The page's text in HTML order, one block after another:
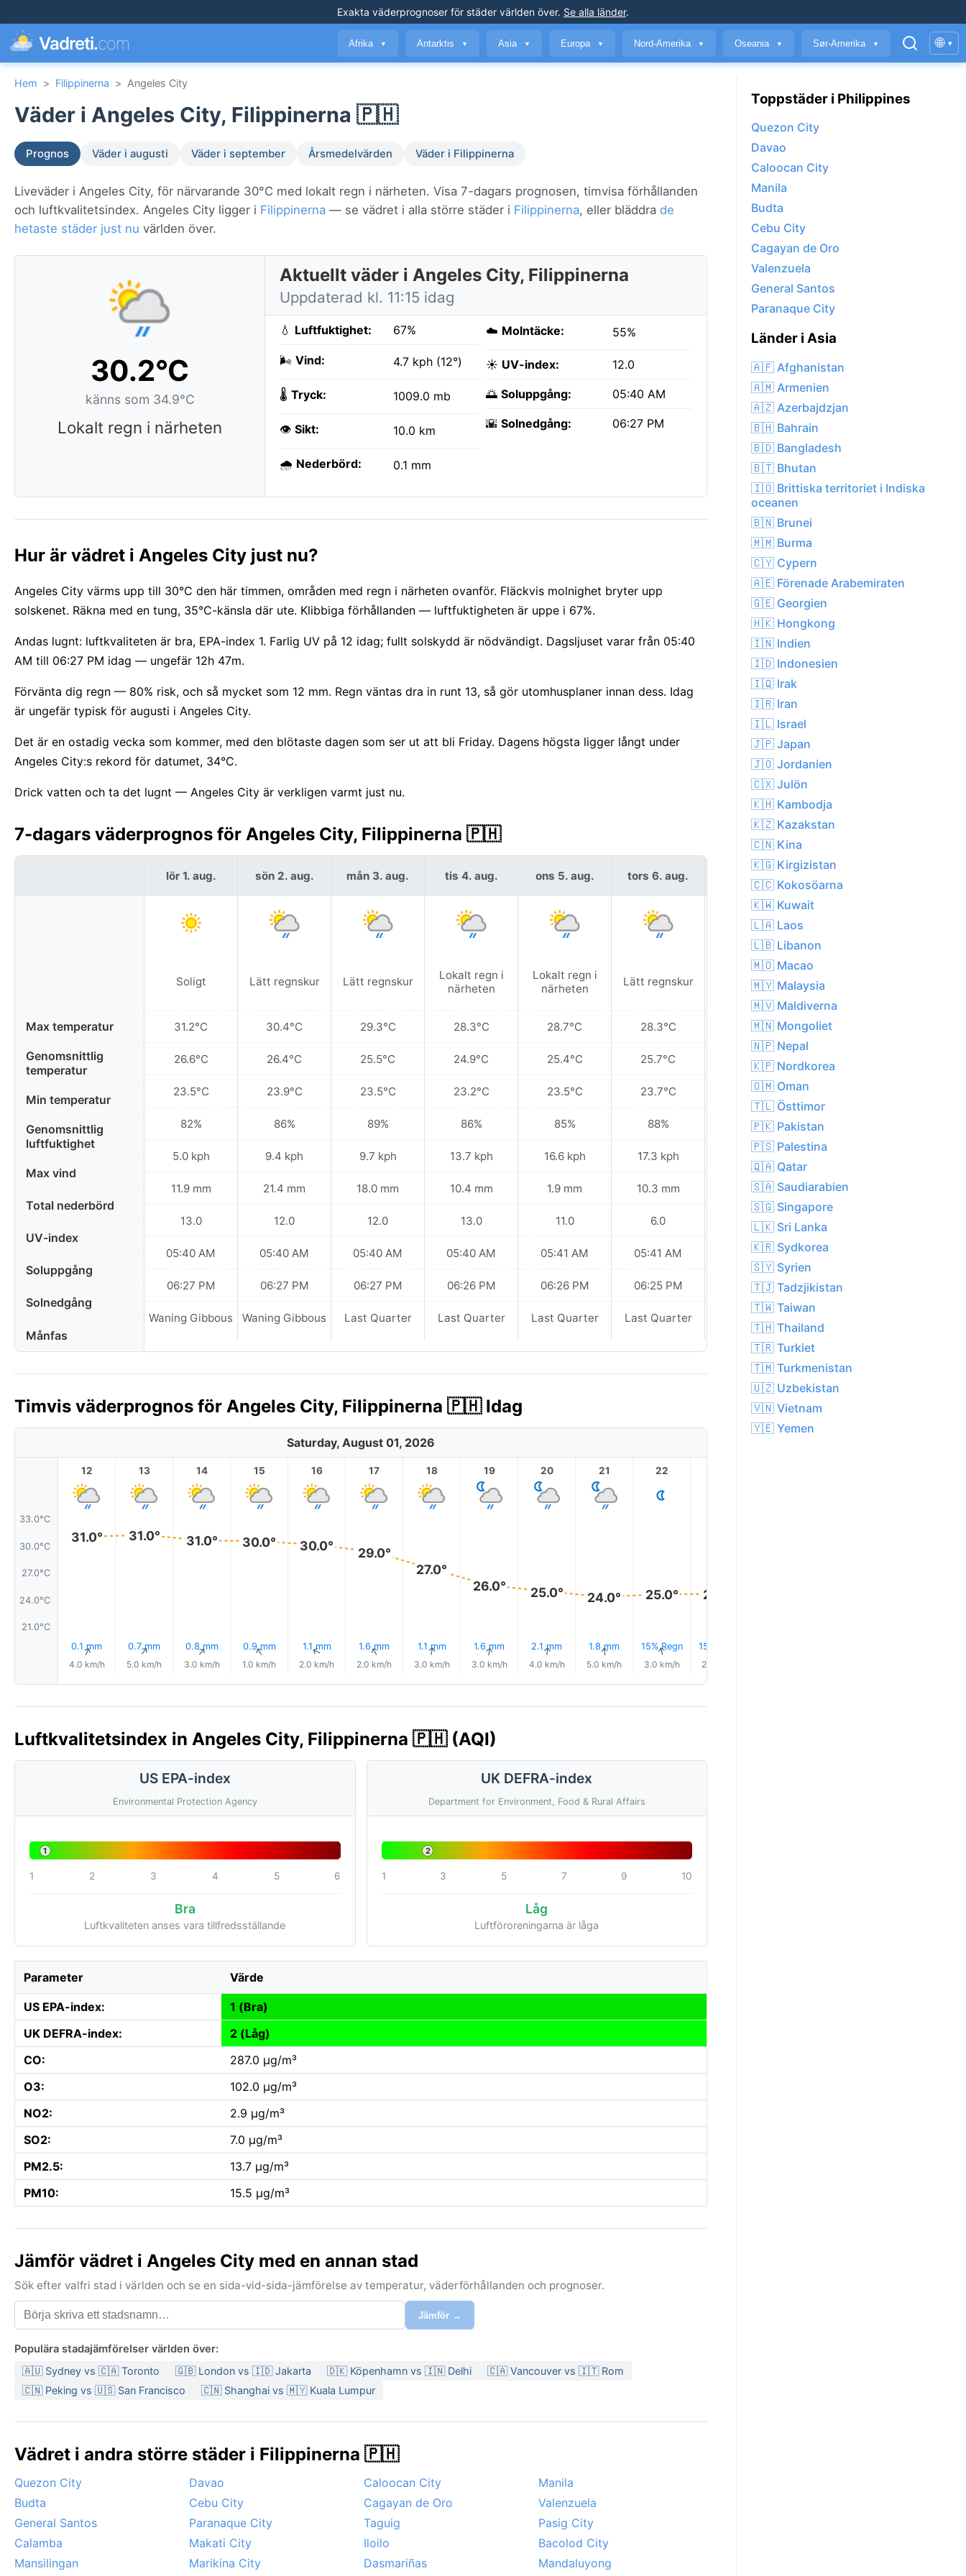
Exakta väderprognoser för städer världen över. Se alla länder.
Vadreti.com Afrika ▼ Antarktis ▼ Asia ▼ Europa ▼ Nord-Amerika ▼ Oseania ▼ Sør-Amerika ▼ 🌐 ▾
Hem > Filippinerna > Angeles City
Väder i Angeles City, Filippinerna 🇵🇭
Prognos Väder i augusti Väder i september Årsmedelvärden Väder i Filippinerna
Liveväder i Angeles City, för närvarande 30°C med lokalt regn i närheten. Visa 7-dagars prognosen, timvisa förhållanden
och luftkvalitetsindex. Angeles City ligger i Filippinerna — se vädret i alla större städer i Filippinerna, eller bläddra de
hetaste städer just nu världen över.
30.2°C
känns som 34.9°C
Lokalt regn i närheten
Aktuellt väder i Angeles City, Filippinerna
Uppdaterad kl. 11:15 idag
💧 Luftfuktighet: 67%
🌬️ Vind: 4.7 kph (12°)
🌡️ Tryck: 1009.0 mb
👁️ Sikt: 10.0 km
🌧️ Nederbörd: 0.1 mm
☁️ Molntäcke: 55%
☀️ UV-index: 12.0
🌅 Soluppgång: 05:40 AM
🌇 Solnedgång: 06:27 PM
Hur är vädret i Angeles City just nu?
Angeles City värms upp till 30°C den här timmen, områden med regn i närheten ovanför. Fläckvis molnighet bryter upp
solskenet. Räkna med en tung, 35°C-känsla där ute. Klibbiga förhållanden — luftfuktigheten är uppe i 67%.
Andas lugnt: luftkvaliteten är bra, EPA-index 1. Farlig UV på 12 idag; fullt solskydd är nödvändigt. Dagsljuset varar från 05:40
AM till 06:27 PM idag — ungefär 12h 47m.
Förvänta dig regn — 80% risk, och så mycket som 12 mm. Regn väntas dra in runt 13, så gör utomhusplaner innan dess. Idag
är ungefär typisk för augusti i Angeles City.
Det är en ostadig vecka som kommer, med den blötaste dagen som ser ut att bli Friday. Dagens högsta ligger långt under
Angeles City:s rekord för datumet, 34°C.
Drick vatten och ta det lugnt — Angeles City är verkligen varmt just nu.
7-dagars väderprognos för Angeles City, Filippinerna 🇵🇭
Max temperatur
Genomsnittlig
temperatur
Min temperatur
Genomsnittlig
luftfuktighet
Max vind
Total nederbörd
UV-index
Soluppgång
Solnedgång
Månfas
lör 1. aug.
Soligt
31.2°C
26.6°C
23.5°C
82%
5.0 kph
11.9 mm
13.0
05:40 AM
06:27 PM
Waning Gibbous
sön 2. aug.
Lätt regnskur
30.4°C
26.4°C
23.9°C
86%
9.4 kph
21.4 mm
12.0
05:40 AM
06:27 PM
Waning Gibbous
mån 3. aug.
Lätt regnskur
29.3°C
25.5°C
23.5°C
89%
9.7 kph
18.0 mm
12.0
05:40 AM
06:27 PM
Last Quarter
tis 4. aug.
Lokalt regn i
närheten
28.3°C
24.9°C
23.2°C
86%
13.7 kph
10.4 mm
13.0
05:40 AM
06:26 PM
Last Quarter
ons 5. aug.
Lokalt regn i
närheten
28.7°C
25.4°C
23.5°C
85%
16.6 kph
1.9 mm
11.0
05:41 AM
06:26 PM
Last Quarter
tors 6. aug.
Lätt regnskur
28.3°C
25.7°C
23.7°C
88%
17.3 kph
10.3 mm
6.0
05:41 AM
06:25 PM
Last Quarter
Lätt regnskur
27.2°C
25.9°C
25.2°C
88%
34.2 kph
21.7 mm
6.0
05:41 AM
06:25 PM
Waning
Crescent
Timvis väderprognos för Angeles City, Filippinerna 🇵🇭 Idag
Saturday, August 01, 2026
33.0°C
30.0°C
27.0°C
24.0°C
21.0°C
12
31.0°
0.1 mm
↑
4.0 km/h
13
31.0°
0.7 mm
↑
5.0 km/h
14
31.0°
0.8 mm
↑
3.0 km/h
15
30.0°
0.9 mm
↑
1.0 km/h
16
30.0°
1.1 mm
↑
2.0 km/h
17
29.0°
1.6 mm
↑
2.0 km/h
18
27.0°
1.1 mm
↑
3.0 km/h
19
26.0°
1.6 mm
↑
3.0 km/h
20
25.0°
2.1 mm
↑
4.0 km/h
21
24.0°
1.8 mm
↑
5.0 km/h
22
25.0°
15% Regn
↑
3.0 km/h
25.0°
15% Regn
2.0 km/h
Luftkvalitetsindex in Angeles City, Filippinerna 🇵🇭 (AQI)
US EPA-index
Environmental Protection Agency
1
1 2 3 4 5 6
Bra
Luftkvaliteten anses vara tillfredsställande
UK DEFRA-index
Department for Environment, Food & Rural Affairs
2
1 3 5 7 9 10
Låg
Luftföroreningarna är låga
Parameter Värde
US EPA-index:
1 (Bra)
UK DEFRA-index:
2 (Låg)
CO:
287.0 µg/m³
O3:
102.0 µg/m³
NO2:
2.9 µg/m³
SO2:
7.0 µg/m³
PM2.5:
13.7 µg/m³
PM10:
15.5 µg/m³
Jämför vädret i Angeles City med en annan stad
Sök efter valfri stad i världen och se en sida-vid-sida-jämförelse av temperatur, väderförhållanden och prognoser.
Jämför →
Populära stadajämförelser världen över:
🇦🇺 Sydney vs 🇨🇦 Toronto 🇬🇧 London vs 🇮🇩 Jakarta 🇩🇰 Köpenhamn vs 🇮🇳 Delhi
🇨🇦 Vancouver vs 🇮🇹 Rom
🇨🇳 Peking vs 🇺🇸 San Francisco
🇨🇳 Shanghai vs 🇲🇾 Kuala Lumpur
Vädret i andra större städer i Filippinerna 🇵🇭
Quezon City Davao Caloocan City
Manila
Budta
Cebu City Cagayan de Oro
Valenzuela
General Santos
Paranaque City Taguig
Pasig City
Calamba
Makati City Iloilo
Bacolod City
Mansilingan
Marikina City Dasmariñas Mandaluyong
Toppstäder i Philippines
Quezon City
Davao
Caloocan City
Manila
Budta
Cebu City
Cagayan de Oro
Valenzuela
General Santos
Paranaque City
Länder i Asia
🇦🇫 Afghanistan
🇦🇲 Armenien
🇦🇿 Azerbajdzjan
🇧🇭 Bahrain
🇧🇩 Bangladesh
🇧🇹 Bhutan
🇮🇴 Brittiska territoriet i Indiska
oceanen
🇧🇳 Brunei
🇲🇲 Burma
🇨🇾 Cypern
🇦🇪 Förenade Arabemiraten
🇬🇪 Georgien
🇭🇰 Hongkong
🇮🇳 Indien
🇮🇩 Indonesien
🇮🇶 Irak
🇮🇷 Iran
🇮🇱 Israel
🇯🇵 Japan
🇯🇴 Jordanien
🇨🇽 Julön
🇰🇭 Kambodja
🇰🇿 Kazakstan
🇨🇳 Kina
🇰🇬 Kirgizistan
🇨🇨 Kokosöarna
🇰🇼 Kuwait
🇱🇦 Laos
🇱🇧 Libanon
🇲🇴 Macao
🇲🇾 Malaysia
🇲🇻 Maldiverna
🇲🇳 Mongoliet
🇳🇵 Nepal
🇰🇵 Nordkorea
🇴🇲 Oman
🇹🇱 Östtimor
🇵🇰 Pakistan
🇵🇸 Palestina
🇶🇦 Qatar
🇸🇦 Saudiarabien
🇸🇬 Singapore
🇱🇰 Sri Lanka
🇰🇷 Sydkorea
🇸🇾 Syrien
🇹🇯 Tadzjikistan
🇹🇼 Taiwan
🇹🇭 Thailand
🇹🇷 Turkiet
🇹🇲 Turkmenistan
🇺🇿 Uzbekistan
🇻🇳 Vietnam
🇾🇪 Yemen